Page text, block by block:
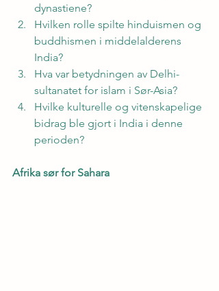
dynastiene?
Hvilken rolle spilte hinduismen og
buddhismen i middelalderens
India?
Hva var betydningen av Delhi-
sultanatet for islam i Sør-Asia?
Hvilke kulturelle og vitenskapelige
bidrag ble gjort i India i denne
perioden?
Afrika sør for Sahara